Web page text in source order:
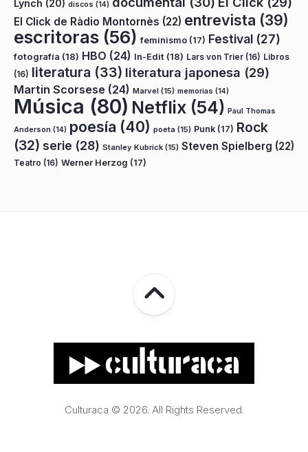
Lynch (20) discos (14)
El Click de Ràdio Montornès (22) entrevista (39)
escritoras (56) feminismo (17) Festival (27)
fotografía (18) HBO (24) In-Edit (18) Lars von Trier (16) Libros
(16) literatura (33) literatura japonesa (29)
Martin Scorsese (24) Marvel (15) memorias (14)
Música (80) Netflix (54) Paul Thomas
Anderson (14) poesía (40) poeta (15) Punk (17) Rock
(32) serie (28) Stanley Kubrick (15) Steven Spielberg (22)
Teatro (16) Werner Herzog (17)
Culturaca © 2026. All Rights Reserved.